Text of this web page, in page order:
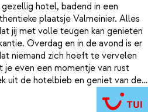
hotel, badend in een
plaatsje Valmeinier. Alles
jij met volle teugen kan genieten
Overdag en in de avond is er
niemand zich hoeft te vervelen
je even een momentje van rust
uit de hotelbieb en geniet van de
warme chocomelk. Beter dan dit